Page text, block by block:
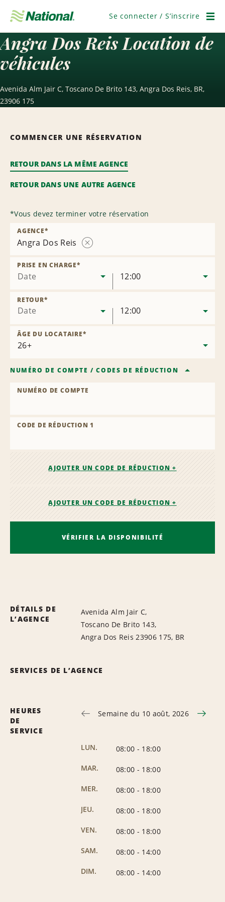
navigation
Se connecter / S’inscrire
Angra Dos Reis Location de
véhicules
Avenida Alm Jair C, Toscano De Brito 143, Angra Dos Reis, BR,
23906 175
COMMENCER UNE RÉSERVATION
RETOUR DANS LA MÊME AGENCE
RETOUR DANS UNE AUTRE AGENCE
*Vous devez terminer votre réservation
Angra Dos Reis
AGENCE*
Date
PRISE EN CHARGE*
12:00
Date
RETOUR*
12:00
ÂGE DU LOCATAIRE*
NUMÉRO DE COMPTE /CODES DE RÉDUCTION
NUMÉRO DE COMPTE
CODE DE RÉDUCTION 1
AJOUTER UN CODE DE RÉDUCTION +
AJOUTER UN CODE DE RÉDUCTION +
VÉRIFIER LA DISPONIBILITÉ
DÉTAILS DE
L’AGENCE
Avenida Alm Jair C,
Toscano De Brito 143,
Angra Dos Reis 23906 175, BR
SERVICES DE L’AGENCE
HEURES
DE
SERVICE
Semaine du 10 août, 2026
LUN. 08:00 - 18:00
MAR.
08:00 - 18:00
MER.
08:00 - 18:00
JEU.
08:00 - 18:00
VEN.
08:00 - 18:00
SAM.
08:00 - 14:00
DIM.
08:00 - 14:00